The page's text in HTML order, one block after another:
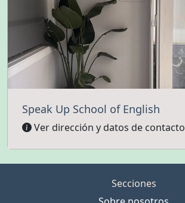
Speak Up School of English
Ver dirección y datos de contacto
Secciones